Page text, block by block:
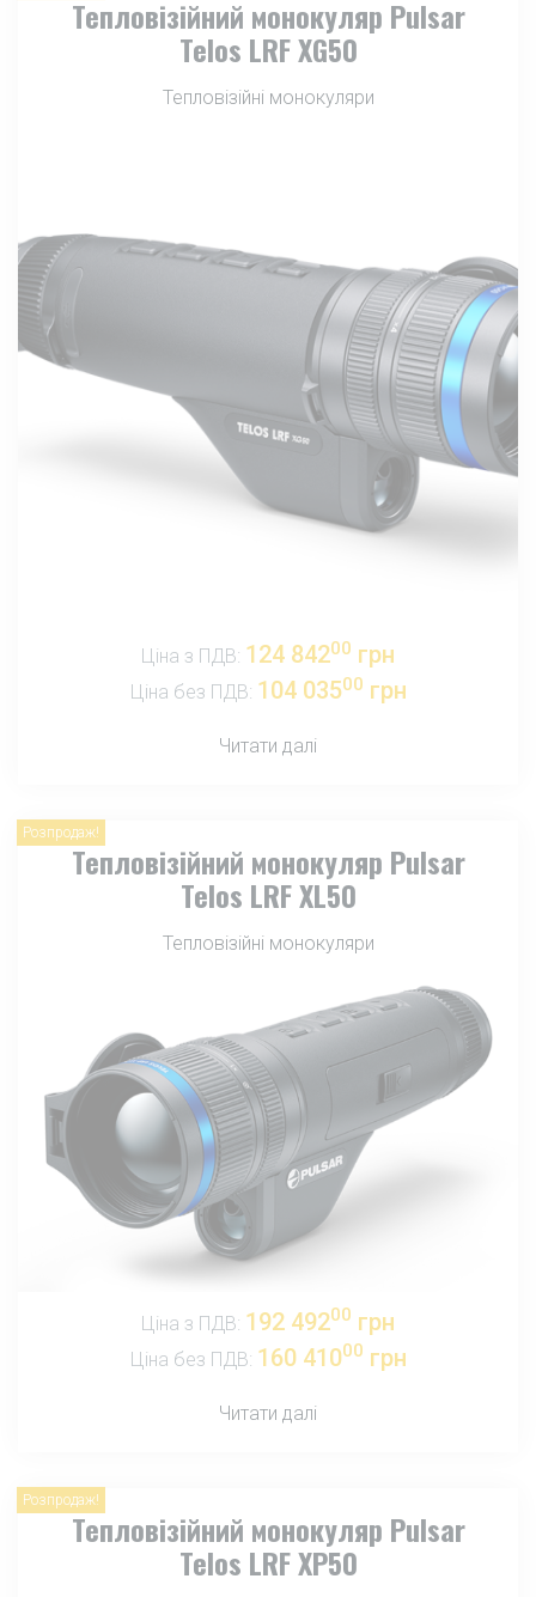
Тепловізійний монокуляр Pulsar
Telos LRF XG50
Тепловізійні монокуляри
Ціна з ПДВ: 124 84200 грн
Ціна без ПДВ: 104 03500 грн
Читати далі
Розпродаж!
Тепловізійний монокуляр Pulsar
Telos LRF XL50
Тепловізійні монокуляри
Ціна з ПДВ: 192 49200 грн
Ціна без ПДВ: 160 41000 грн
Читати далі
Розпродаж!
Тепловізійний монокуляр Pulsar
Telos LRF XP50